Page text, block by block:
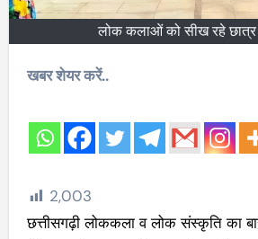
लोक कलाओं को सीख रहे
खबर शेयर करें..
2,003
छत्तीसगढ़ी लोककला व लोक संस्कृति का बारीकी से अध्ययन कर